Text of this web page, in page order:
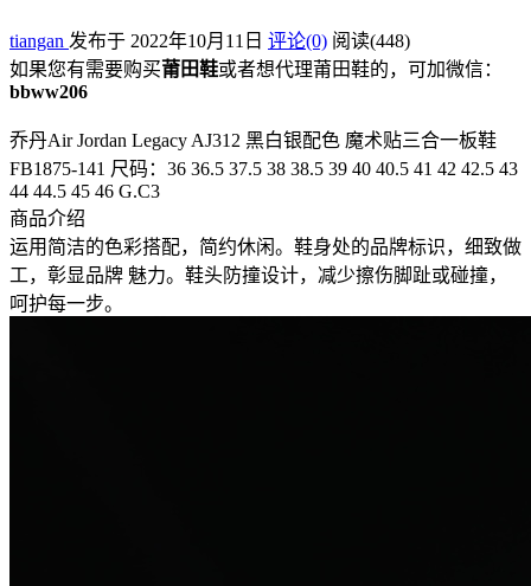
tiangan 发布于 2022年10月11日 评论(0) 阅读(448)
如果您有需要购买莆田鞋或者想代理莆田鞋的，可加微信：
bbww206
乔丹Air Jordan Legacy AJ312 黑白银配色 魔术贴三合一板鞋
FB1875-141 尺码：36 36.5 37.5 38 38.5 39 40 40.5 41 42 42.5 43
44 44.5 45 46 G.C3
商品介绍
运用简洁的色彩搭配，简约休闲。鞋身处的品牌标识，细致做
工，彰显品牌 魅力。鞋头防撞设计，减少擦伤脚趾或碰撞，
呵护每一步。